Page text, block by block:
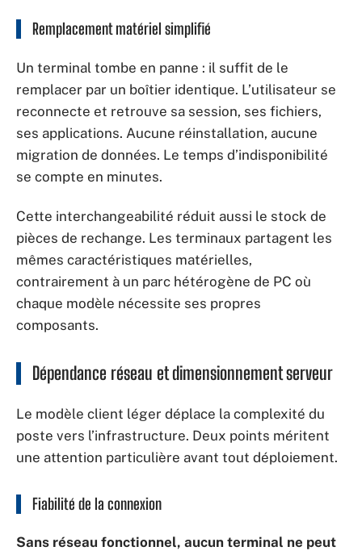
Remplacement matériel simplifié
Un terminal tombe en panne : il suffit de le
remplacer par un boîtier identique. L’utilisateur se
reconnecte et retrouve sa session, ses fichiers,
ses applications. Aucune réinstallation, aucune
migration de données. Le temps d’indisponibilité
se compte en minutes.
Cette interchangeabilité réduit aussi le stock de
pièces de rechange. Les terminaux partagent les
mêmes caractéristiques matérielles,
contrairement à un parc hétérogène de PC où
chaque modèle nécessite ses propres
composants.
Dépendance réseau et dimensionnement serveur
Le modèle client léger déplace la complexité du
poste vers l’infrastructure. Deux points méritent
une attention particulière avant tout déploiement.
Fiabilité de la connexion
Sans réseau fonctionnel, aucun terminal ne peut